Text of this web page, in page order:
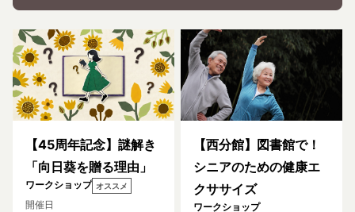
【45周年記念】謎解き
「向日葵を贈る理由」
ワークショップ オススメ
開催日
【西分館】図書館で！
シニアのための健康エ
クササイズ
ワークショップ